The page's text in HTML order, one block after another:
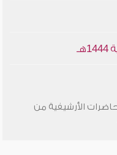
الأرشيفية من